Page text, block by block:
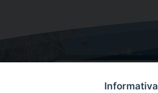
Informativa